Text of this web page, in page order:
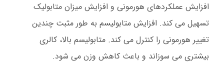
افزایش عملکردهای هورمونی و افزایش میزان متابولیک
تسهیل می کند. افزایش متابولیسم به طور مثبت چندین
تغییر هورمونی را کنترل می کند. متابولیسم بالا، کالری
بیشتری می سوزاند و باعث کاهش وزن می شود.